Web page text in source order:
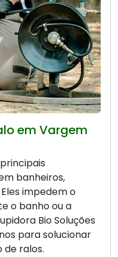
em Vargem
banheiros,
impedem o
o banho ou a
Bio Soluções
para solucionar
ralos.